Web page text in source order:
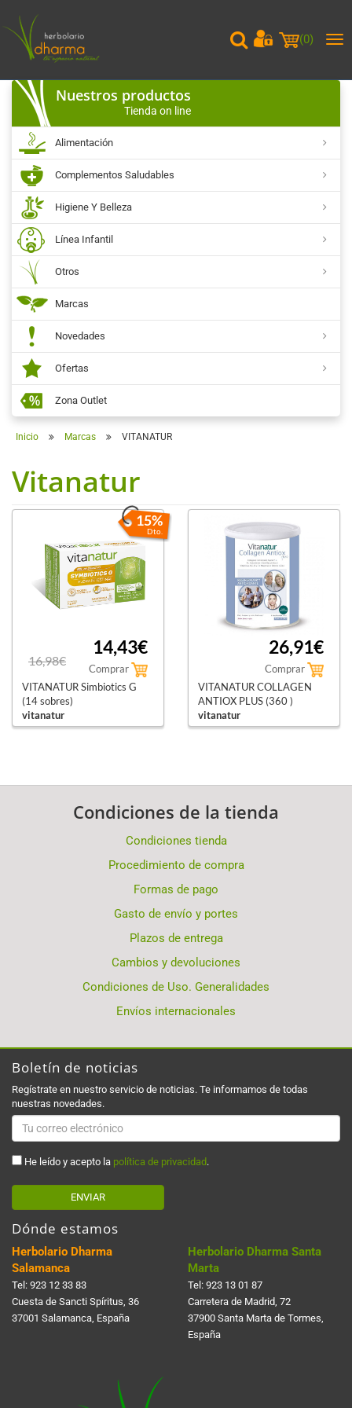
(0)
Nuestros productos
Tienda on line
Alimentación
Complementos Saludables
Higiene Y Belleza
Línea Infantil
Otros
Marcas
Novedades
Ofertas
Zona Outlet
Inicio Marcas VITANATUR
Vitanatur
15%
Dto.
16,98€
14,43€
Comprar
VITANATUR Simbiotics G
(14 sobres)
vitanatur
26,91€
Comprar
VITANATUR COLLAGEN
ANTIOX PLUS (360 )
vitanatur
Condiciones de la tienda
Condiciones tienda
Procedimiento de compra
Formas de pago
Gasto de envío y portes
Plazos de entrega
Cambios y devoluciones
Condiciones de Uso. Generalidades
Envíos internacionales
Boletín de noticias
Regístrate en nuestro servicio de noticias. Te informamos de todas
nuestras novedades.
He leído y acepto la política de privacidad .
ENVIAR
Dónde estamos
Herbolario Dharma
Salamanca
Tel: 923 12 33 83
Cuesta de Sancti Spí­ritus, 36
37001 Salamanca, España
Herbolario Dharma Santa
Marta
Tel: 923 13 01 87
Carretera de Madrid, 72
37900 Santa Marta de Tormes,
España